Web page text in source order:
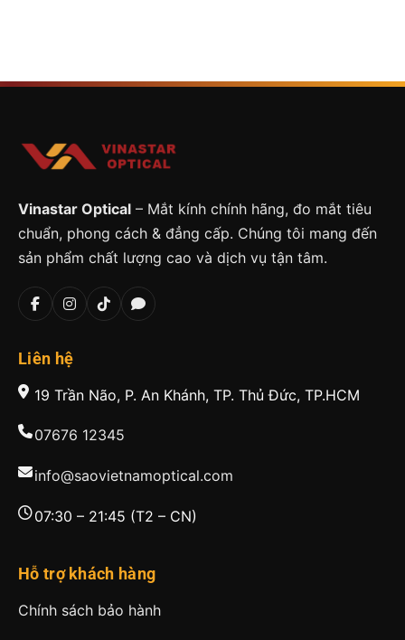
Vinastar Optical – Mắt kính chính hãng, đo mắt tiêu
chuẩn, phong cách & đẳng cấp. Chúng tôi mang đến
sản phẩm chất lượng cao và dịch vụ tận tâm.
Liên hệ
19 Trần Não, P. An Khánh, TP. Thủ Đức, TP.HCM
07676 12345
info@saovietnamoptical.com
07:30 – 21:45 (T2 – CN)
Hỗ trợ khách hàng
Chính sách bảo hành